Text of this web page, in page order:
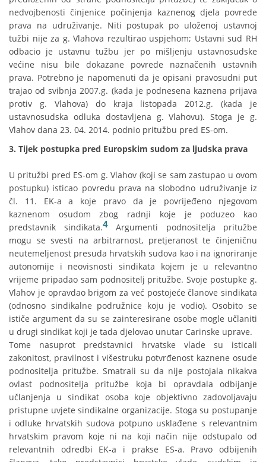
nedvojbenosti činjenice počinjenja kaznenog djela povrede
prava na udruživanje. Niti postupak po uloženoj ustavnoj
tužbi nije za g. Vlahova rezultirao uspjehom; Ustavni sud RH
odbacio je ustavnu tužbu jer po mišljenju ustavnosudske
većine nisu bile dokazane povrede naznačenih ustavnih
prava. Potrebno je napomenuti da je opisani pravosudni put
trajao od svibnja 2007.g. (kada je podnesena kaznena prijava
protiv g. Vlahova) do kraja listopada 2012.g. (kada je
ustavnosudska odluka dostavljena g. Vlahovu). Stoga je g.
Vlahov dana 23. 04. 2014. podnio pritužbu pred ES-om.
3. Tijek postupka pred Europskim sudom za ljudska prava
U pritužbi pred ES-om g. Vlahov (koji se sam zastupao u ovom
postupku) isticao povredu prava na slobodno udruživanje iz
čl. 11. EK-a a koje pravo da je povrijeđeno njegovom
kaznenom osudom zbog radnji koje je poduzeo kao
predstavnik sindikata.4Argumenti podnositelja pritužbe
mogu se svesti na arbitrarnost, pretjeranost te činjeničnu
neutemeljenost presuda hrvatskih sudova kao i na ignoriranje
autonomije i neovisnosti sindikata kojem je u relevantno
vrijeme pripadao sam podnositelj pritužbe. Svoje postupke g.
Vlahov je opravdao brigom za već postojeće članove sindikata
(odnosno sindikalne podružnice koju je vodio). Osobito se
ističe argument da su se zainteresirane osobe mogle učlaniti
u drugi sindikat koji je tada djelovao unutar Carinske uprave.
Tome nasuprot predstavnici hrvatske vlade su isticali
zakonitost, pravilnost i višestruku potvrđenost kaznene osude
podnositelja pritužbe. Smatrali su da nije postojala nikakva
ovlast podnositelja pritužbe koja bi opravdala odbijanje
učlanjenja u sindikat osoba koje objektivno zadovoljavaju
pristupne uvjete sindikalne organizacije. Stoga su postupanje
i odluke hrvatskih sudova potpuno usklađene s relevantnim
hrvatskim pravom koje ni na koji način nije odstupalo od
relevantnih odredbi EK-a i prakse ES-a. Pravo odbijenih